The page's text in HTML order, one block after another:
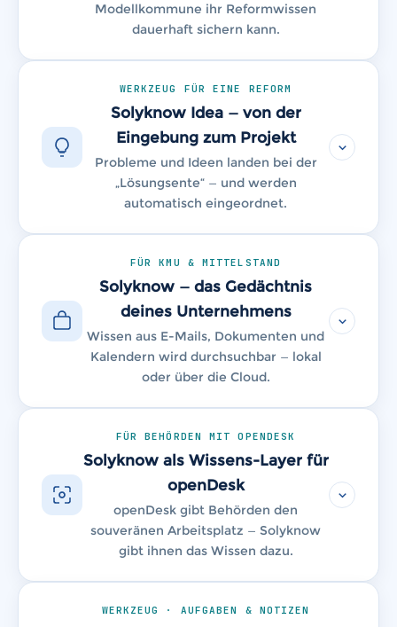
Modellkommune ihr Reformwissen
dauerhaft sichern kann.
WERKZEUG FÜR EINE REFORM
Solyknow Idea — von der
Eingebung zum Projekt
Probleme und Ideen landen bei der
„Lösungsente“ — und werden
automatisch eingeordnet.
FÜR KMU & MITTELSTAND
Solyknow — das Gedächtnis
deines Unternehmens
Wissen aus E-Mails, Dokumenten und
Kalendern wird durchsuchbar — lokal
oder über die Cloud.
FÜR BEHÖRDEN MIT OPENDESK
Solyknow als Wissens-Layer für
openDesk
openDesk gibt Behörden den
souveränen Arbeitsplatz — Solyknow
gibt ihnen das Wissen dazu.
WERKZEUG · AUFGABEN & NOTIZEN